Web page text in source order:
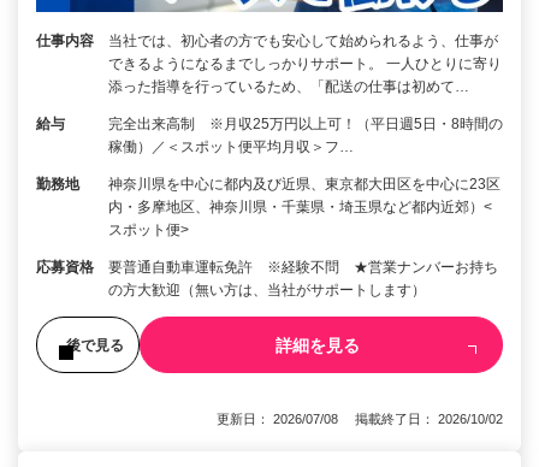
仕事内容
当社では、初心者の方でも安心して始められるよう、仕事が
できるようになるまでしっかりサポート。 一人ひとりに寄り
添った指導を行っているため、「配送の仕事は初めて…
給与
完全出来高制 ※月収25万円以上可！（平日週5日・8時間の
稼働）／＜スポット便平均月収＞フ…
勤務地
神奈川県を中心に都内及び近県、東京都大田区を中心に23区
内・多摩地区、神奈川県・千葉県・埼玉県など都内近郊）<
スポット便>
応募資格
要普通自動車運転免許 ※経験不問 ★営業ナンバーお持ち
の方大歓迎（無い方は、当社がサポートします）
後で見る 詳細を見る
更新日： 2026/07/08 掲載終了日： 2026/10/02